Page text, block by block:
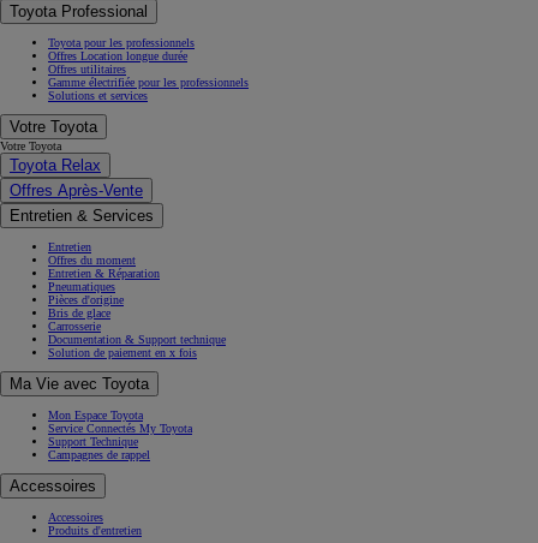
Toyota Professional
Toyota pour les professionnels
Offres Location longue durée
Offres utilitaires
Gamme électrifiée pour les professionnels
Solutions et services
Votre Toyota
Votre Toyota
Toyota Relax
Offres Après-Vente
Entretien & Services
Entretien
Offres du moment
Entretien & Réparation
Pneumatiques
Pièces d'origine
Bris de glace
Carrosserie
Documentation & Support technique
Solution de paiement en x fois
Ma Vie avec Toyota
Mon Espace Toyota
Service Connectés My Toyota
Support Technique
Campagnes de rappel
Accessoires
Accessoires
Produits d'entretien